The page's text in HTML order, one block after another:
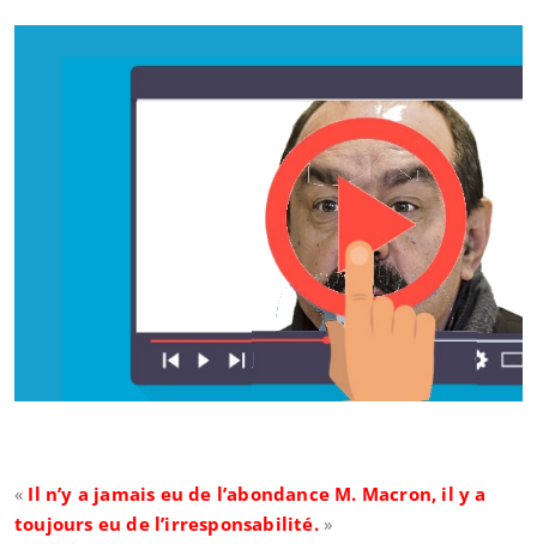
« Il n’y a jamais eu de l’abondance M. Macron, il y a
toujours eu de l’irresponsabilité.»